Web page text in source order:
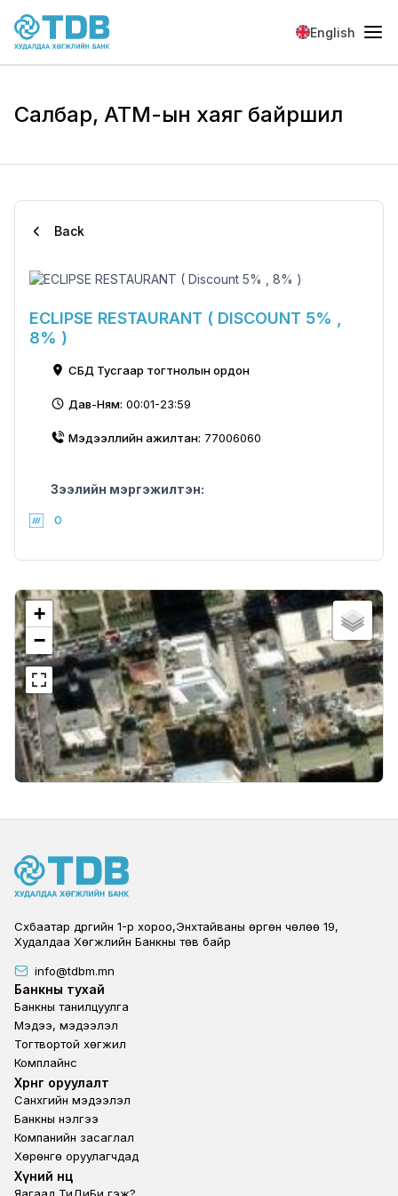
Skip to main content
English
Салбар, АТМ-ын хаяг байршил
Back
ECLIPSE RESTAURANT ( DISCOUNT 5% ,
8% )
СБД Тусгаар тогтнолын ордон
Дав-Ням: 00:01-23:59
Мэдээллийн ажилтан: 77006060
Зээлийн мэргэжилтэн:
0
+
−
Сүхбаатар дүүргийн 1-р хороо,Энхтайваны өргөн чөлөө 19,
Худалдаа Хөгжлийн Банкны төв байр
info@tdbm.mn
Footer
Банкны тухай
Банкны танилцуулга
Мэдээ, мэдээлэл
Тогтвортой хөгжил
Комплайнс
Footer third
Хөрөнгө оруулалт
Санхүүгийн мэдээлэл
Банкны үнэлгээ
Компанийн засаглал
Хөрөнгө оруулагчдад
Footer second
Хүний нөөц